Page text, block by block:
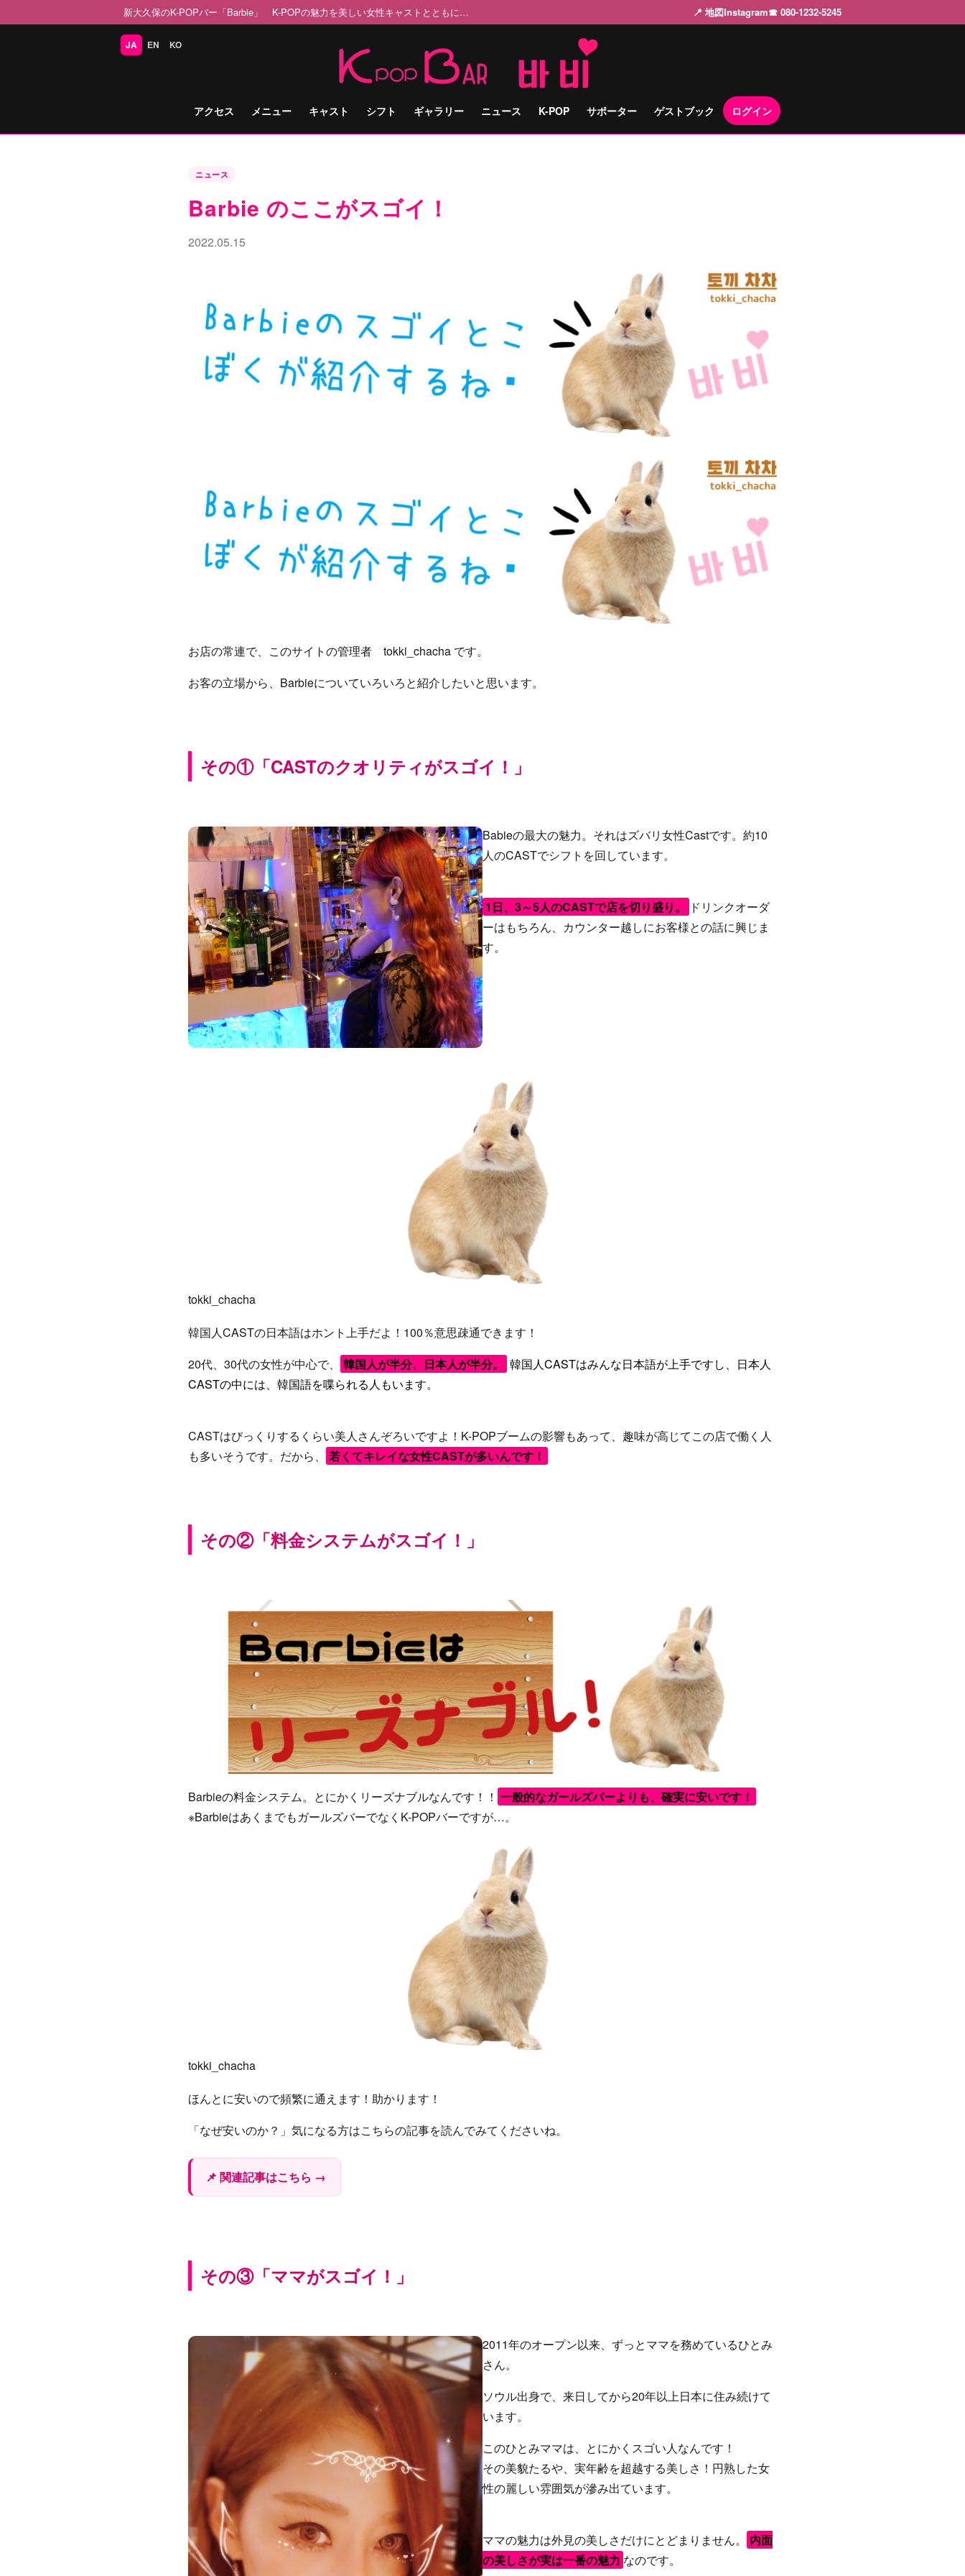
新大久保のK-POPバー「Barbie」 K-POPの魅力を美しい女性キャストとともに… 📍 地図Instagram☎ 080-1232-5245
JA EN KO
アクセス メニュー キャスト シフト ギャラリー ニュース K-POP サポーター ゲストブック ログイン
ニュース
Barbie のここがスゴイ！
2022.05.15
お店の常連で、このサイトの管理者 tokki_chacha です。
お客の立場から、Barbieについていろいろと紹介したいと思います。
その①「CASTのクオリティがスゴイ！」
Babieの最大の魅力。それはズバリ女性Castです。約10
人のCASTでシフトを回しています。
1日、3～5人のCASTで店を切り盛り。
ドリンクオーダ
ーはもちろん、カウンター越しにお客様との話に興じま
す。
tokki_chacha
韓国人CASTの日本語はホント上手だよ！100％意思疎通できます！
20代、30代の女性が中心で、
韓国人が半分、日本人が半分。
韓国人CASTはみんな日本語が上手ですし、日本人
CASTの中には、韓国語を喋られる人もいます。
CASTはびっくりするくらい美人さんぞろいですよ！K-POPブームの影響もあって、趣味が高じてこの店で働く人
も多いそうです。だから、
若くてキレイな女性CASTが多いんです！
その②「料金システムがスゴイ！」
Barbieの料金システム。とにかくリーズナブルなんです！！ 一般的なガールズバーよりも、確実に安いです！
※BarbieはあくまでもガールズバーでなくK-POPバーですが…。
tokki_chacha
ほんとに安いので頻繁に通えます！助かります！
「なぜ安いのか？」気になる方はこちらの記事を読んでみてくださいね。
📌 関連記事はこちら →
その③「ママがスゴイ！」
2011年のオープン以来、ずっとママを務めているひとみ
さん。
ソウル出身で、来日してから20年以上日本に住み続けて
います。
このひとみママは、とにかくスゴい人なんです！
その美貌たるや、実年齢を超越する美しさ！円熟した女
性の麗しい雰囲気が滲み出ています。
ママの魅力は外見の美しさだけにとどまりません。
内面
の美しさが実は一番の魅力 なのです。